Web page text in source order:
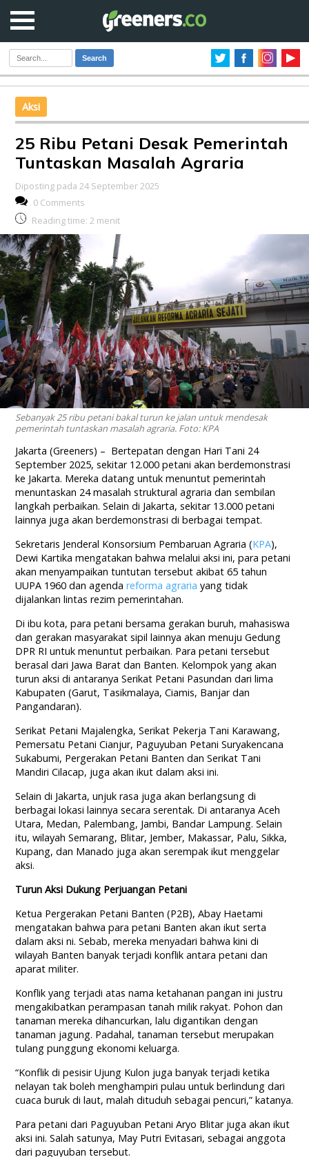
Search
Aksi
25 Ribu Petani Desak Pemerintah
Tuntaskan Masalah Agraria
Diposting pada 24 September 2025
0 Comments
Reading time: 2 menit
Sebanyak 25 ribu petani bakal turun ke jalan untuk mendesak
pemerintah tuntaskan masalah agraria. Foto: KPA
Jakarta (Greeners) – Bertepatan dengan Hari Tani 24
September 2025, sekitar 12.000 petani akan berdemonstrasi
ke Jakarta. Mereka datang untuk menuntut pemerintah
menuntaskan 24 masalah struktural agraria dan sembilan
langkah perbaikan. Selain di Jakarta, sekitar 13.000 petani
lainnya juga akan berdemonstrasi di berbagai tempat.
Sekretaris Jenderal Konsorsium Pembaruan Agraria (KPA),
Dewi Kartika mengatakan bahwa melalui aksi ini, para petani
akan menyampaikan tuntutan tersebut akibat 65 tahun
UUPA 1960 dan agendareforma agraria yang tidak
dijalankan lintas rezim pemerintahan.
Di ibu kota, para petani bersama gerakan buruh, mahasiswa
dan gerakan masyarakat sipil lainnya akan menuju Gedung
DPR RI untuk menuntut perbaikan. Para petani tersebut
berasal dari Jawa Barat dan Banten. Kelompok yang akan
turun aksi di antaranya Serikat Petani Pasundan dari lima
Kabupaten (Garut, Tasikmalaya, Ciamis, Banjar dan
Pangandaran).
Serikat Petani Majalengka, Serikat Pekerja Tani Karawang,
Pemersatu Petani Cianjur, Paguyuban Petani Suryakencana
Sukabumi, Pergerakan Petani Banten dan Serikat Tani
Mandiri Cilacap, juga akan ikut dalam aksi ini.
Selain di Jakarta, unjuk rasa juga akan berlangsung di
berbagai lokasi lainnya secara serentak. Di antaranya Aceh
Utara, Medan, Palembang, Jambi, Bandar Lampung. Selain
itu, wilayah Semarang, Blitar, Jember, Makassar, Palu, Sikka,
Kupang, dan Manado juga akan serempak ikut menggelar
aksi.
Turun Aksi Dukung Perjuangan Petani
Ketua Pergerakan Petani Banten (P2B), Abay Haetami
mengatakan bahwa para petani Banten akan ikut serta
dalam aksi ni. Sebab, mereka menyadari bahwa kini di
wilayah Banten banyak terjadi konflik antara petani dan
aparat militer.
Konflik yang terjadi atas nama ketahanan pangan ini justru
mengakibatkan perampasan tanah milik rakyat. Pohon dan
tanaman mereka dihancurkan, lalu digantikan dengan
tanaman jagung. Padahal, tanaman tersebut merupakan
tulang punggung ekonomi keluarga.
“Konflik di pesisir Ujung Kulon juga banyak terjadi ketika
nelayan tak boleh menghampiri pulau untuk berlindung dari
cuaca buruk di laut, malah dituduh sebagai pencuri,” katanya.
Para petani dari Paguyuban Petani Aryo Blitar juga akan ikut
aksi ini. Salah satunya, May Putri Evitasari, sebagai anggota
dari paguyuban tersebut.